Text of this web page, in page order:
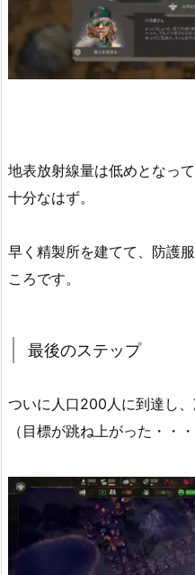
地表放射線量は低めとなっ
十分なはず。
早く精製所を建てて、防護
ころです。
最後のステップ
ついに人口200人に到達し
（目標が跳ね上がった・・・